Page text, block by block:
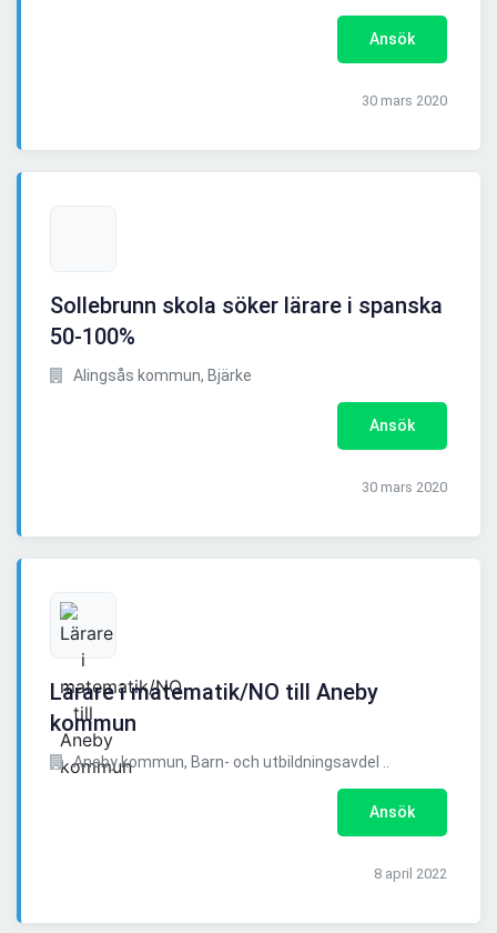
Ansök
30 mars 2020
Sollebrunn skola söker lärare i spanska
50-100%
Alingsås kommun, Bjärke
Ansök
30 mars 2020
Lärare i matematik/NO till Aneby
kommun
Aneby kommun, Barn- och utbildningsavdel ..
Ansök
8 april 2022